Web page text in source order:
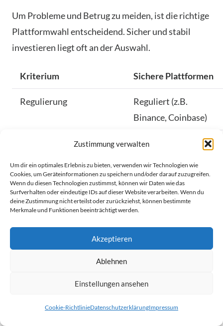
Zustimmung verwalten
Um dir ein optimales Erlebnis zu bieten, verwenden wir Technologien wie
Cookies, um Geräteinformationen zu speichern und/oder darauf zuzugreifen.
Wenn du diesen Technologien zustimmst, können wir Daten wie das
Surfverhalten oder eindeutige IDs auf dieser Website verarbeiten. Wenn du
deine Zustimmung nicht erteilst oder zurückziehst, können bestimmte
Merkmale und Funktionen beeinträchtigt werden.
Akzeptieren
Ablehnen
Einstellungen ansehen
Cookie-RichtlinieDatenschutzerklärungImpressum
Um Probleme und Betrug zu meiden, ist die richtige
Plattformwahl entscheidend. Sicher und stabil
investieren liegt oft an der Auswahl.
Kriterium Sichere Plattformen
Regulierung
Reguliert (z.B.
Binance, Coinbase)
Gebührenstruktur
Transparent und
Sicherheitsvorkehrungen
Hohe
Sicherheitsstandards
Wenn Sie eine regulierte Plattform wählen,